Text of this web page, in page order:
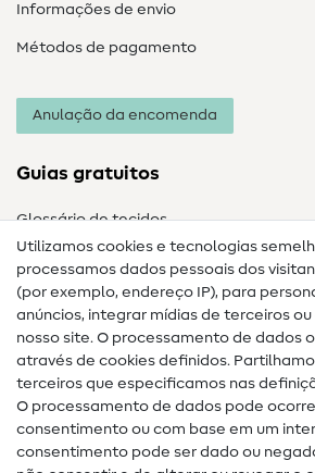
Informações de envio
Métodos de pagamento
Anulação da encomenda
Guias gratuitos
Glossário de tecidos
Guias de costura
Ajuda e contacto
Contacto
Mudança de proprietário
Perguntas frequentes (FAQ)
Utilizamos cookies e tecnologias
processamos dados pessoais dos
(por exemplo, endereço IP), para
anúncios, integrar mídias de terceiros
nosso site. O processamento de dados
através de cookies definidos.
terceiros que especificamos nas
O processamento de dados pode
consentimento ou com base em um
consentimento pode ser dado ou